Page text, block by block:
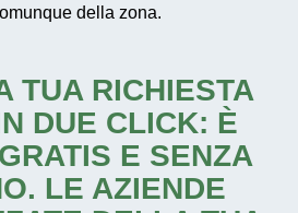
della zona.
TUA RICHIESTA
DUE CLICK: È
E SENZA
LE AZIENDE